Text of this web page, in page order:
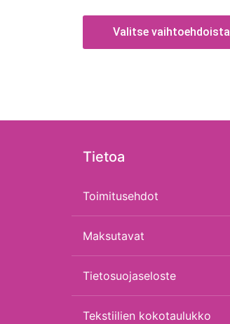
Valitse vaihtoehdoista
Tietoa
Toimitusehdot
Maksutavat
Tietosuojaseloste
Tekstiilien kokotaulukko